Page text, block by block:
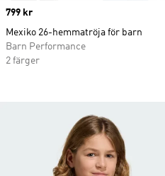
Price
799 kr
Mexiko 26-hemmatröja för barn
Barn Performance
2 färger